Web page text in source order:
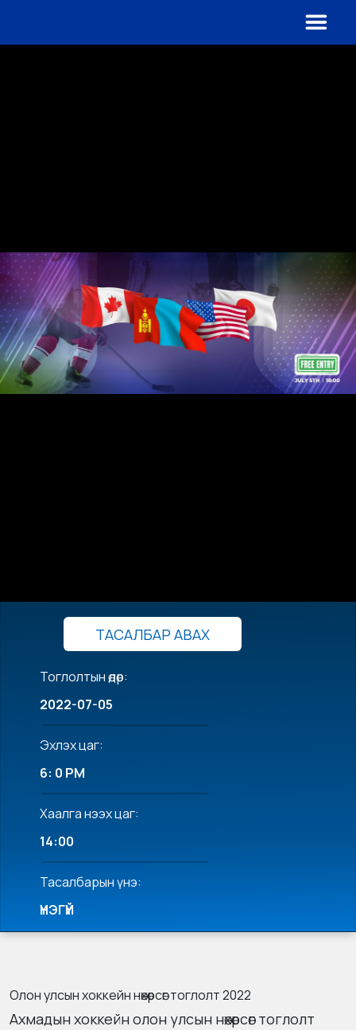
ТАСАЛБАР АВАХ
Тоглолтын өдөр:
2022-07-05
Эхлэх цаг:
6: 0 PM
Хаалга нээх цаг:
14:00
Тасалбарын үнэ:
ҮНЭГҮЙ
Олон улсын хоккейн нөхөрсөг тоглолт 2022
Ахмадын хоккейн олон улсын нөхөрсөг тоглолт